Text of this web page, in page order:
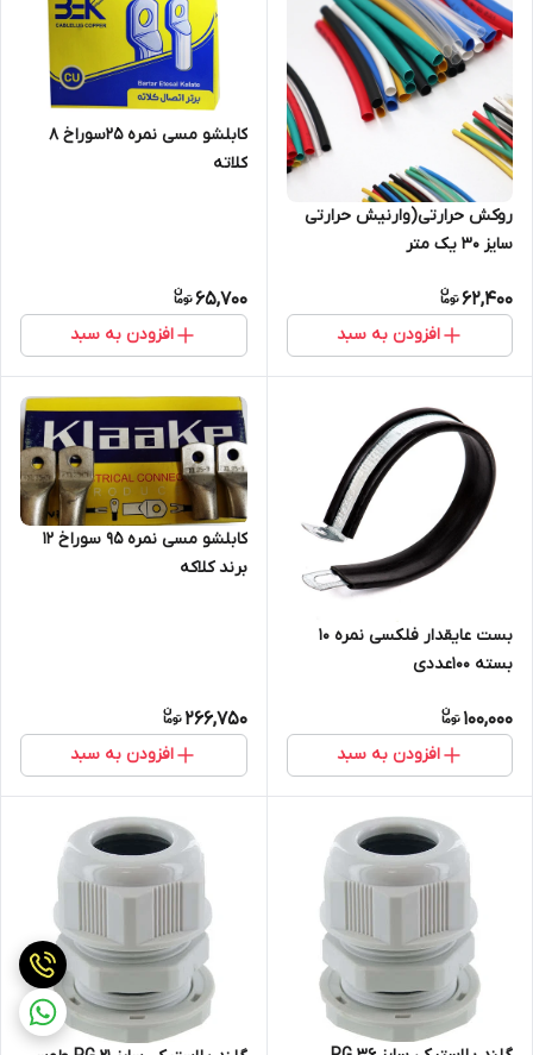
روکش حرارتی(وارنیش حرارتی
سایز ۳۰ یک متر
62,400
افزودن به سبد
کابلشو مسی نمره 25سوراخ 8
کلاته
65,700
افزودن به سبد
بست عایقدار فلکسی نمره 10
بسته 100عددی
100,000
افزودن به سبد
کابلشو مسی نمره ۹۵ سوراخ 12
برند کلاکه
266,750
افزودن به سبد